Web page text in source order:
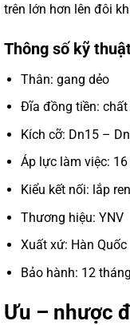
trên lớn hơn lên đôi
Thông số kỹ
Thân: gang dẻo
Đĩa đồng tiền:
Kích cỡ: Dn15 –
Áp lực làm việc:
Kiểu kết nối: lắp
Thương hiệu: YNV
Xuất xứ: Hàn Quốc
Bảo hành: 12 tháng
Ưu – nhược